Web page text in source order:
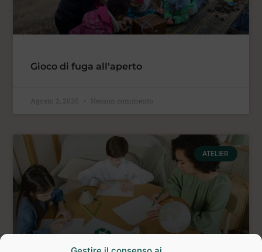
Gioco di fuga all'aperto
Agosto 2, 2026 Nessun commento
ATELIER